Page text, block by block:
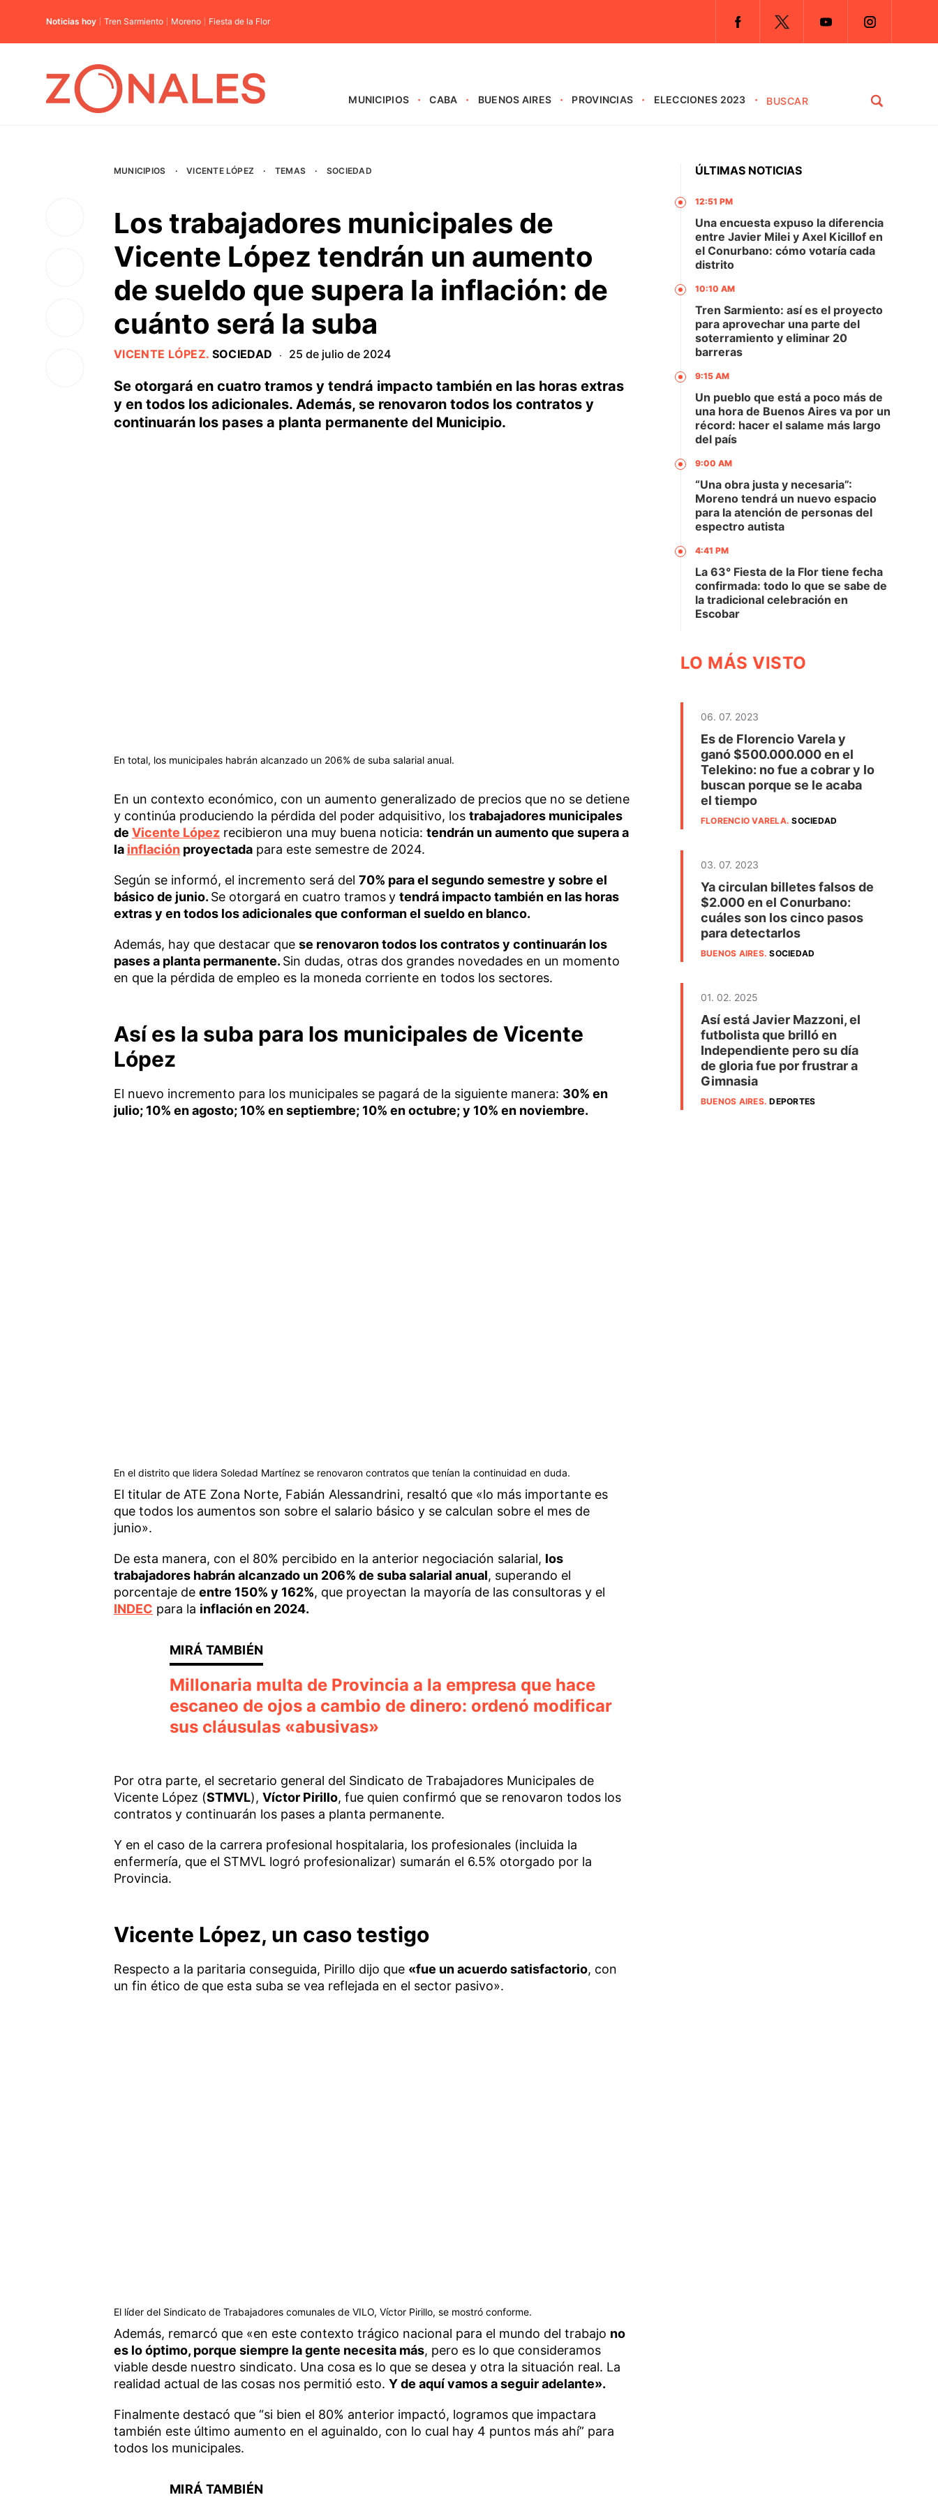
Noticias hoy Tren Sarmiento Moreno Fiesta de la Flor
MUNICIPIOS CABA BUENOS AIRES PROVINCIAS ELECCIONES 2023
MUNICIPIOS · VICENTE LÓPEZ · TEMAS · SOCIEDAD
Los trabajadores municipales de
Vicente López tendrán un aumento
de sueldo que supera la inflación: de
cuánto será la suba
VICENTE LÓPEZ. SOCIEDAD · 25 de julio de 2024
Se otorgará en cuatro tramos y tendrá impacto también en las horas extras
y en todos los adicionales. Además, se renovaron todos los contratos y
continuarán los pases a planta permanente del Municipio.
En total, los municipales habrán alcanzado un 206% de suba salarial anual.
En un contexto económico, con un aumento generalizado de precios que no se detiene
y continúa produciendo la pérdida del poder adquisitivo, los trabajadores municipales
de Vicente Lópezrecibieron una muy buena noticia: tendrán un aumento que supera a
la inflaciónproyectadapara este semestre de 2024.
Según se informó, el incremento será del 70% para el segundo semestre y sobre el
básico de junio. Se otorgará en cuatro tramosy tendrá impacto también en las horas
extras y en todos los adicionales que conforman el sueldo en blanco.
Además, hay que destacar que se renovaron todos los contratos y continuarán los
pases a planta permanente. Sin dudas, otras dos grandes novedades en un momento
en que la pérdida de empleo es la moneda corriente en todos los sectores.
Así es la suba para los municipales de Vicente
López
El nuevo incremento para los municipales se pagará de la siguiente manera: 30% en
julio; 10% en agosto; 10% en septiembre; 10% en octubre; y 10% en noviembre.
En el distrito que lidera Soledad Martínez se renovaron contratos que tenían la continuidad en duda.
El titular de ATE Zona Norte, Fabián Alessandrini, resaltó que «lo más importante es
que todos los aumentos son sobre el salario básico y se calculan sobre el mes de
junio».
De esta manera, con el 80% percibido en la anterior negociación salarial, los
trabajadores habrán alcanzado un 206% de suba salarial anual, superando el
porcentaje de entre 150% y 162%, que proyectan la mayoría de las consultoras y el
INDEC para la inflación en 2024.
Millonaria multa de Provincia a la empresa que hace
escaneo de ojos a cambio de dinero: ordenó modificar
sus cláusulas «abusivas»
Por otra parte, el secretario general del Sindicato de Trabajadores Municipales de
Vicente López (STMVL), Víctor Pirillo, fue quien confirmó que se renovaron todos los
contratos y continuarán los pases a planta permanente.
Y en el caso de la carrera profesional hospitalaria, los profesionales (incluida la
enfermería, que el STMVL logró profesionalizar) sumarán el 6.5% otorgado por la
Provincia.
Vicente López, un caso testigo
Respecto a la paritaria conseguida, Pirillo dijo que «fue un acuerdo satisfactorio, con
un fin ético de que esta suba se vea reflejada en el sector pasivo».
El líder del Sindicato de Trabajadores comunales de VILO, Víctor Pirillo, se mostró conforme.
Además, remarcó que «en este contexto trágico nacional para el mundo del trabajo no
es lo óptimo, porque siempre la gente necesita más, pero es lo que consideramos
viable desde nuestro sindicato. Una cosa es lo que se desea y otra la situación real. La
realidad actual de las cosas nos permitió esto. Y de aquí vamos a seguir adelante».
Finalmente destacó que “si bien el 80% anterior impactó, logramos que impactara
también este último aumento en el aguinaldo, con lo cual hay 4 puntos más ahí” para
todos los municipales.
ÚLTIMAS NOTICIAS
12:51 PM
Una encuesta expuso la diferencia
entre Javier Milei y Axel Kicillof en
el Conurbano: cómo votaría cada
distrito
10:10 AM
Tren Sarmiento: así es el proyecto
para aprovechar una parte del
soterramiento y eliminar 20
barreras
9:15 AM
Un pueblo que está a poco más de
una hora de Buenos Aires va por un
récord: hacer el salame más largo
del país
9:00 AM
“Una obra justa y necesaria”:
Moreno tendrá un nuevo espacio
para la atención de personas del
espectro autista
4:41 PM
La 63° Fiesta de la Flor tiene fecha
confirmada: todo lo que se sabe de
la tradicional celebración en
Escobar
LO MÁS VISTO
06. 07. 2023
Es de Florencio Varela y
ganó $500.000.000 en el
Telekino: no fue a cobrar y lo
buscan porque se le acaba
el tiempo
FLORENCIO VARELA.SOCIEDAD
03. 07. 2023
Ya circulan billetes falsos de
$2.000 en el Conurbano:
cuáles son los cinco pasos
para detectarlos
BUENOS AIRES.SOCIEDAD
01. 02. 2025
Así está Javier Mazzoni, el
futbolista que brilló en
Independiente pero su día
de gloria fue por frustrar a
Gimnasia
BUENOS AIRES.DEPORTES